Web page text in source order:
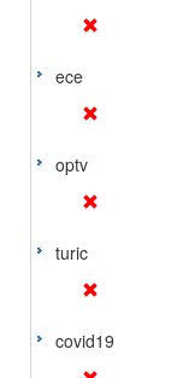
ece
optv
turic
covid19